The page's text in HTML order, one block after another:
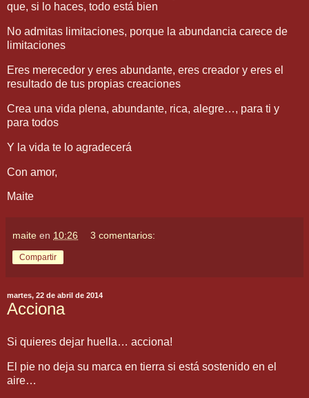
que, si lo haces, todo está bien
No admitas limitaciones, porque la abundancia carece de
limitaciones
Eres merecedor y eres abundante, eres creador y eres el
resultado de tus propias creaciones
Crea una vida plena, abundante, rica, alegre…, para ti y
para todos
Y la vida te lo agradecerá
Con amor,
Maite
maite en 10:26 3 comentarios:
Compartir
martes, 22 de abril de 2014
Acciona
Si quieres dejar huella… acciona!
El pie no deja su marca en tierra si está sostenido en el
aire…